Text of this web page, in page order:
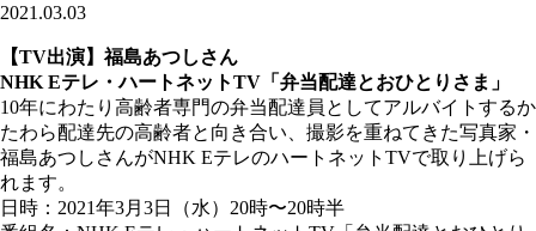
2021.03.03
【TV出演】福島あつしさん
NHK Eテレ・ハートネットTV「弁当配達とおひとりさま」
10年にわたり高齢者専門の弁当配達員としてアルバイトするか
たわら配達先の高齢者と向き合い、撮影を重ねてきた写真家・
福島あつしさんがNHK EテレのハートネットTVで取り上げら
れます。
日時：2021年3月3日（水）20時〜20時半